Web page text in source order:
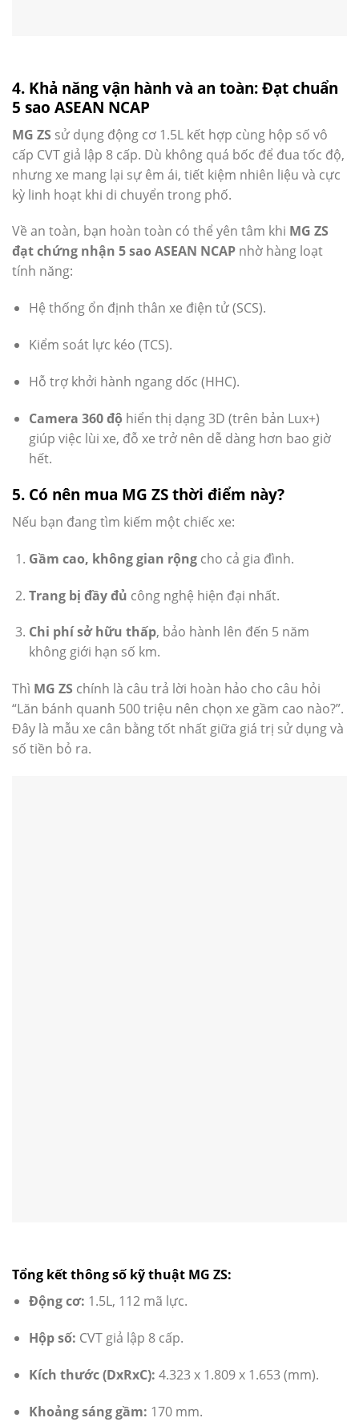
4. Khả năng vận hành và an toàn: Đạt chuẩn
5 sao ASEAN NCAP
MG ZS sử dụng động cơ 1.5L kết hợp cùng hộp số vô
cấp CVT giả lập 8 cấp. Dù không quá bốc để đua tốc độ,
nhưng xe mang lại sự êm ái, tiết kiệm nhiên liệu và cực
kỳ linh hoạt khi di chuyển trong phố.
Về an toàn, bạn hoàn toàn có thể yên tâm khi MG ZS
đạt chứng nhận 5 sao ASEAN NCAP nhờ hàng loạt
tính năng:
Hệ thống ổn định thân xe điện tử (SCS).
Kiểm soát lực kéo (TCS).
Hỗ trợ khởi hành ngang dốc (HHC).
Camera 360 độ hiển thị dạng 3D (trên bản Lux+)
giúp việc lùi xe, đỗ xe trở nên dễ dàng hơn bao giờ
hết.
5. Có nên mua MG ZS thời điểm này?
Nếu bạn đang tìm kiếm một chiếc xe:
Gầm cao, không gian rộngcho cả gia đình.
Trang bị đầy đủ công nghệ hiện đại nhất.
Chi phí sở hữu thấp, bảo hành lên đến 5 năm
không giới hạn số km.
Thì MG ZS chính là câu trả lời hoàn hảo cho câu hỏi
“Lăn bánh quanh 500 triệu nên chọn xe gầm cao nào?”.
Đây là mẫu xe cân bằng tốt nhất giữa giá trị sử dụng và
số tiền bỏ ra.
Tổng kết thông số kỹ thuật MG ZS:
Động cơ: 1.5L, 112 mã lực.
Hộp số: CVT giả lập 8 cấp.
Kích thước (DxRxC): 4.323 x 1.809 x 1.653 (mm).
Khoảng sáng gầm: 170 mm.